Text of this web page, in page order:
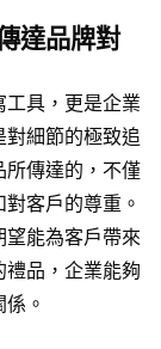
達品牌對
具，更是企業
細節的極致追
所傳達的，不僅
客戶的尊重。
能為客戶帶來
品，企業能夠
。